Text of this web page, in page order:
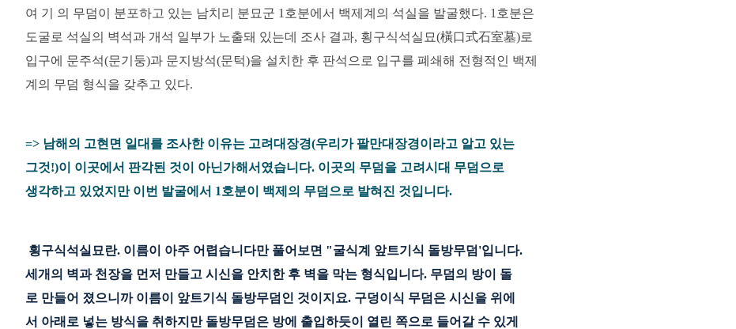
여 기 의 무덤이 분포하고 있는 남치리 분묘군 1호분에서 백제계의 석실을 발굴했다. 1호분은
도굴로 석실의 벽석과 개석 일부가 노출돼 있는데 조사 결과, 횡구식석실묘(橫口式石室墓)로
입구에 문주석(문기둥)과 문지방석(문턱)을 설치한 후 판석으로 입구를 폐쇄해 전형적인 백제
계의 무덤 형식을 갖추고 있다.
=> 남해의 고현면 일대를 조사한 이유는 고려대장경(우리가 팔만대장경이라고 알고 있는
그것!)이 이곳에서 판각된 것이 아닌가해서였습니다. 이곳의 무덤을 고려시대 무덤으로
생각하고 있었지만 이번 발굴에서 1호분이 백제의 무덤으로 발혀진 것입니다.
횡구식석실묘란. 이름이 아주 어렵습니다만 풀어보면 "굴식계 앞트기식 돌방무덤'입니다.
세 개의 벽과 천장을 먼저 만들고 시신을 안치한 후 벽을 막는 형식입니다. 무덤의 방이 돌
로 만들어 졌으니까 이름이 앞트기식 돌방무덤인 것이지요. 구덩이식 무덤은 시신을 위에
서 아래로 넣는 방식을 취하지만 돌방무덤은 방에 출입하듯이 열린 쪽으로 들어갈 수 있게